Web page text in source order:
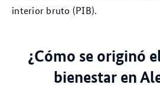
interior bruto (PIB).
¿Cómo se originó
bienestar en